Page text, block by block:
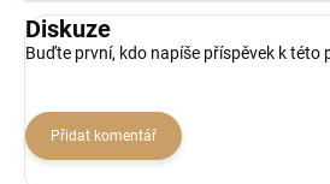
Diskuze
Buďte první, kdo napíše příspěvek k této
Přidat komentář